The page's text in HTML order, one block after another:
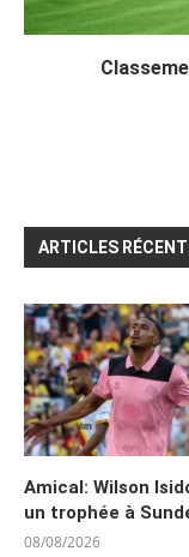
ARTICLES
Amical: Wilson
un trophée à
08/08/2026